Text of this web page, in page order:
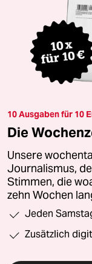
10 Ausgaben für 10
Die
Unsere
Journalismus,
Stimmen, die
zehn Wochen
Jeden
Zusätzlich